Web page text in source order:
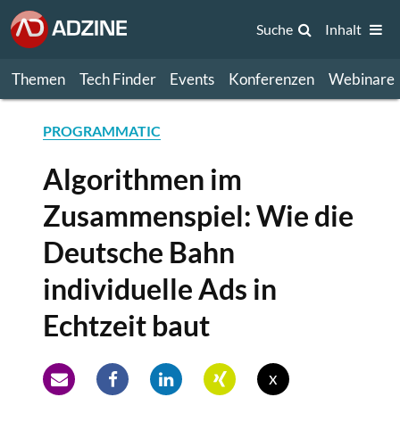
Themen Tech Finder Events Konferenzen Webinare
Suche Inhalt
PROGRAMMATIC
Algorithmen im
Zusammenspiel: Wie die
Deutsche Bahn
individuelle Ads in
Echtzeit baut
x